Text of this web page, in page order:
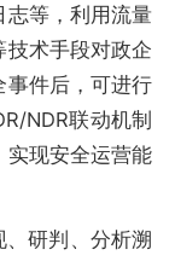
志等，利用流量
术手段对政企
事件后，可进行
NDR联动机制
实现安全运营能
研判、分析溯